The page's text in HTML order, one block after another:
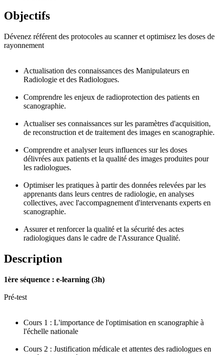
Objectifs
Dévenez référent des protocoles au scanner et optimisez les doses de
rayonnement
Actualisation des connaissances des Manipulateurs en
Radiologie et des Radiologues.
Comprendre les enjeux de radioprotection des patients en
scanographie.
Actualiser ses connaissances sur les paramètres d'acquisition,
de reconstruction et de traitement des images en scanographie.
Comprendre et analyser leurs influences sur les doses
délivrées aux patients et la qualité des images produites pour
les radiologues.
Optimiser les pratiques à partir des données relevées par les
apprenants dans leurs centres de radiologie, en analyses
collectives, avec l'accompagnement d'intervenants experts en
scanographie.
Assurer et renforcer la qualité et la sécurité des actes
radiologiques dans le cadre de l'Assurance Qualité.
Description
1ère séquence : e-learning (3h)
Pré-test
Cours 1 : L'importance de l'optimisation en scanographie à
l'échelle nationale
Cours 2 : Justification médicale et attentes des radiologues en